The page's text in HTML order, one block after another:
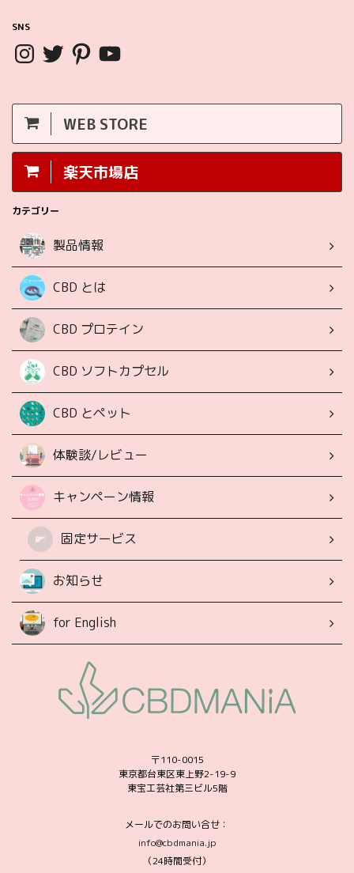
SNS
WEB STORE
楽天市場店
カテゴリー
製品情報
CBD とは
CBD プロテイン
CBD ソフトカプセル
CBD とペット
体験談/レビュー
キャンペーン情報
固定サービス
お知らせ
for English
〒110-0015
東京都台東区東上野2-19-9
東宝工芸社第三ビル5階
メールでのお問い合せ：
info@cbdmania.jp
（24時間受付）